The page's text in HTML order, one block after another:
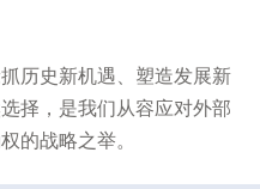
历史新机遇、塑造发展新
择，是我们从容应对外部
的战略之举。